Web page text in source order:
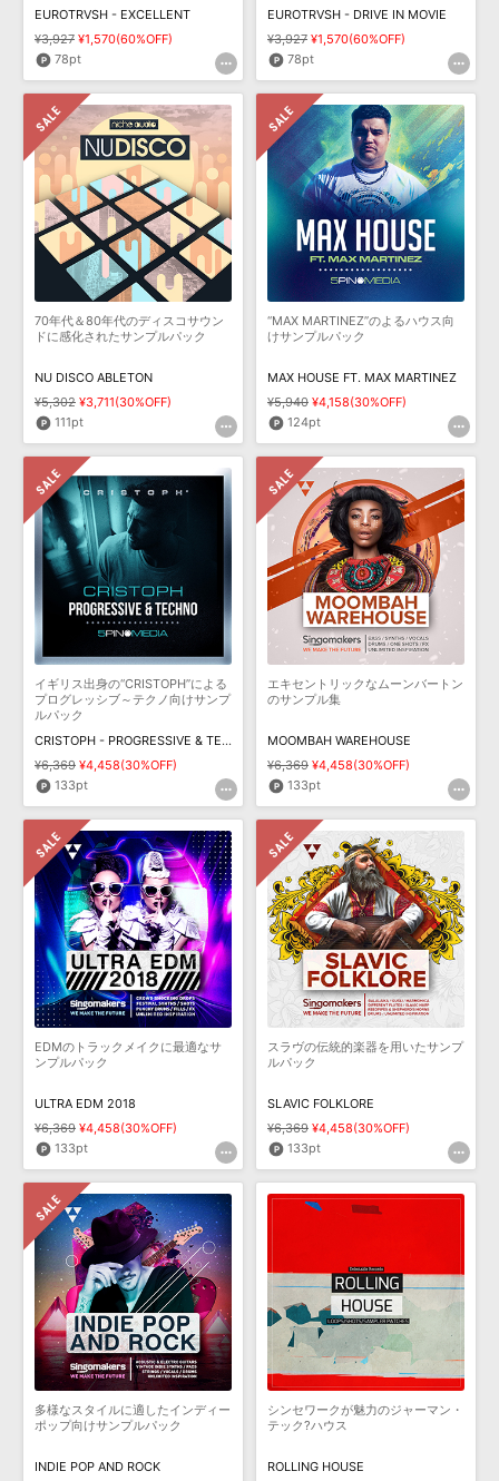
EUROTRVSH - EXCELLENT
¥3,927 ¥1,570(60%OFF)
78pt
EUROTRVSH - DRIVE IN MOVIE
¥3,927 ¥1,570(60%OFF)
78pt
70年代＆80年代のディスコサウン
ドに感化されたサンプルパック
NU DISCO ABLETON
¥5,302 ¥3,711(30%OFF)
111pt
“MAX MARTINEZ”のよるハウス向
けサンプルパック
MAX HOUSE FT. MAX MARTINEZ
¥5,940 ¥4,158(30%OFF)
124pt
イギリス出身の“CRISTOPH”による
プログレッシブ～テクノ向けサンプ
ルパック
CRISTOPH - PROGRESSIVE & TECHNO
¥6,369 ¥4,458(30%OFF)
133pt
エキセントリックなムーンバートン
のサンプル集
MOOMBAH WAREHOUSE
¥6,369 ¥4,458(30%OFF)
133pt
EDMのトラックメイクに最適なサ
ンプルパック
ULTRA EDM 2018
¥6,369 ¥4,458(30%OFF)
133pt
スラヴの伝統的楽器を用いたサンプ
ルパック
SLAVIC FOLKLORE
¥6,369 ¥4,458(30%OFF)
133pt
多様なスタイルに適したインディー
ポップ向けサンプルパック
INDIE POP AND ROCK
シンセワークが魅力のジャーマン・
テック?ハウス
ROLLING HOUSE